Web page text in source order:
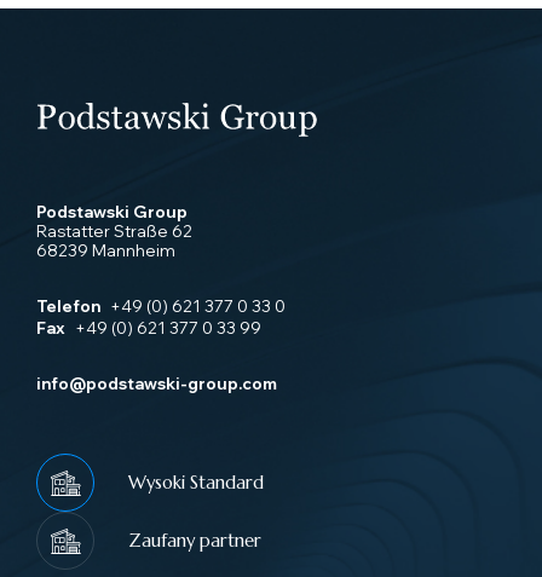
Podstawski Group
Rastatter Straße 62
68239 Mannheim
Telefon +49 (0) 621 377 0 33 0
Fax
+49 (0) 621 377 0 33 99
info@podstawski-group.com
Wysoki Standard
Zaufany partner